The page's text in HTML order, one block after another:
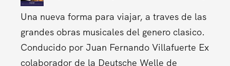
Una nueva forma para viajar, a traves de las
grandes obras musicales del genero clasico.
Conducido por Juan Fernando Villafuerte Ex
colaborador de la Deutsche Welle de